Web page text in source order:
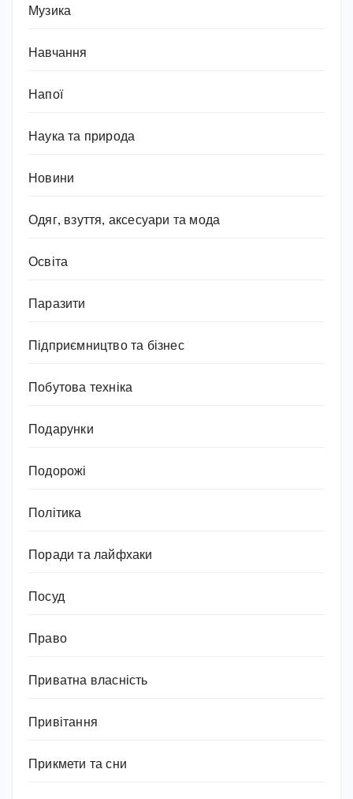
Музика
Навчання
Напої
Наука та природа
Новини
Одяг, взуття, аксесуари та мода
Освіта
Паразити
Підприємництво та бізнес
Побутова техніка
Подарунки
Подорожі
Політика
Поради та лайфхаки
Посуд
Право
Приватна власність
Привітання
Прикмети та сни